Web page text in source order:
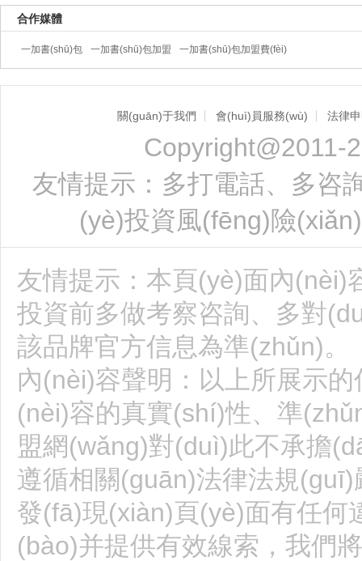
合作媒體
一加書(shū)包 一加書(shū)包加盟 一加書(shū)包加盟費(fèi)
關(guān)于我們 會(huì)員服務(wù) 法律
Copyright@2011-
友情提示：多打電話、多咨
(yè)投資風(fēng)險
友情提示：本頁(yè)面內(nèi)
投資前多做考察咨詢、多對
該品牌官方信息為準(zhǔn)。
內(nèi)容聲明：以上所展示
(nèi)容的真實(shí)性、準
盟網(wǎng)對(duì)此不承擔
遵循相關(guān)法律法規
發(fā)現(xiàn)頁(yè)面有任何
(bào)并提供有效線索，我們